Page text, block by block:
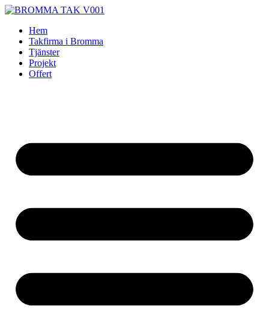
Skip
contentHem
Takfirma i Bromma
Tjänster
Projekt
Offert